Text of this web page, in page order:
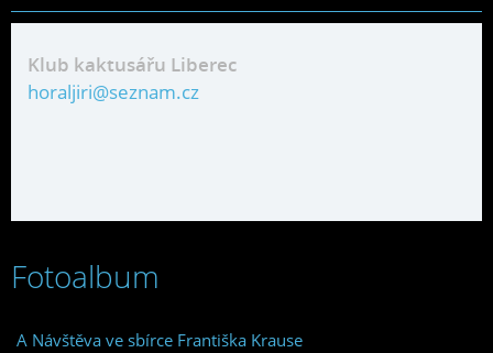
Klub kaktusářu Liberec
horaljiri@seznam.cz
Fotoalbum
A Návštěva ve sbírce Františka Krause